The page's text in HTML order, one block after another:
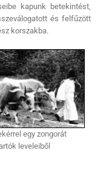
kapunk betekintést,
és felfűzött
korszakba.
egy zongorát
leveleiből